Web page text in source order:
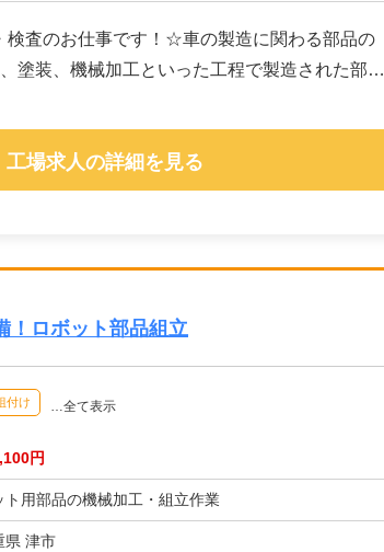
検査のお仕事です！☆車の製造に関わる部品の
塗装、機械加工といった工程で製造された部品
工場求人の詳細を見る
！ロボット部品組立
付け …全て表示
円
ト用部品の機械加工・組立作業
県 津市